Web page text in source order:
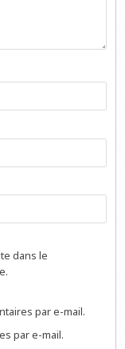
dans le
par e-mail.
par e-mail.